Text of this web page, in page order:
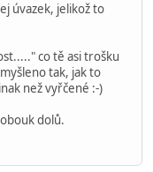
úvazek, jelikož to
co tě asi trošku
tak, jak to
než vyřčené :-)
dolů.